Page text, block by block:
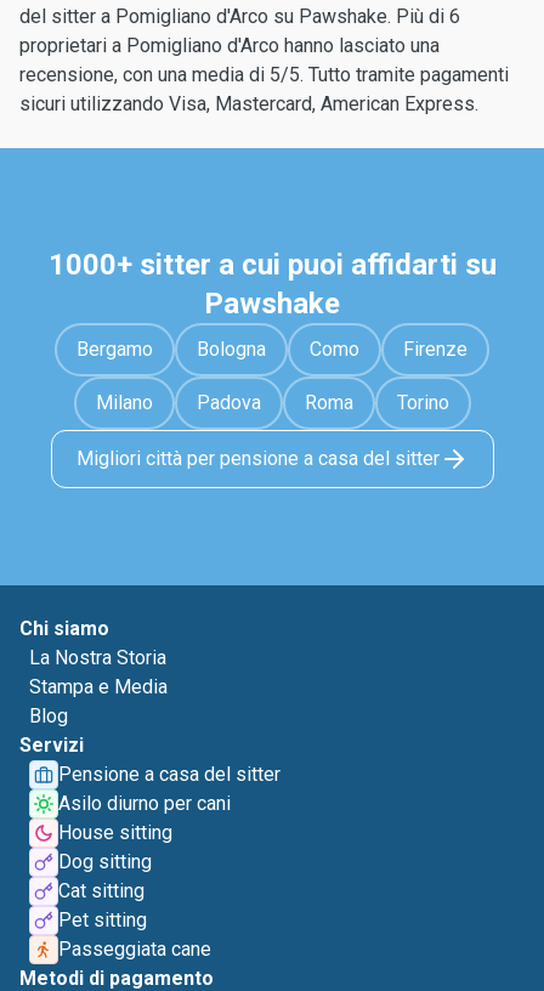
del sitter a Pomigliano d'Arco su Pawshake. Più di 6
proprietari a Pomigliano d'Arco hanno lasciato una
recensione, con una media di 5/5. Tutto tramite pagamenti
sicuri utilizzando Visa, Mastercard, American Express.
1000+ sitter a cui puoi affidarti su
Pawshake
Bergamo Bologna Como Firenze
Milano Padova Roma Torino
Migliori città per pensione a casa del sitter
Chi siamo
La Nostra Storia
Stampa e Media
Blog
Servizi
Pensione a casa del sitter
Asilo diurno per cani
House sitting
Dog sitting
Cat sitting
Pet sitting
Passeggiata cane
Metodi di pagamento